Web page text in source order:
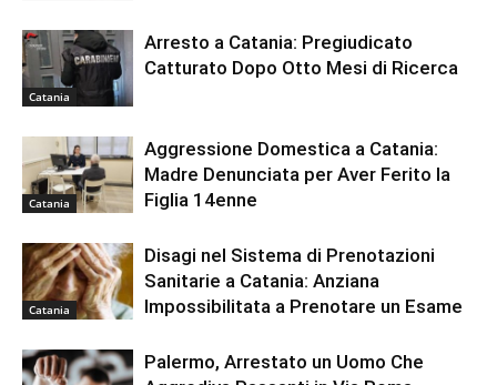
Catania
Arresto a Catania: Pregiudicato
Catturato Dopo Otto Mesi di Ricerca
Catania
Aggressione Domestica a Catania:
Madre Denunciata per Aver Ferito la
Figlia 14enne
Catania
Disagi nel Sistema di Prenotazioni
Sanitarie a Catania: Anziana
Impossibilitata a Prenotare un Esame
Palermo, Arrestato un Uomo Che